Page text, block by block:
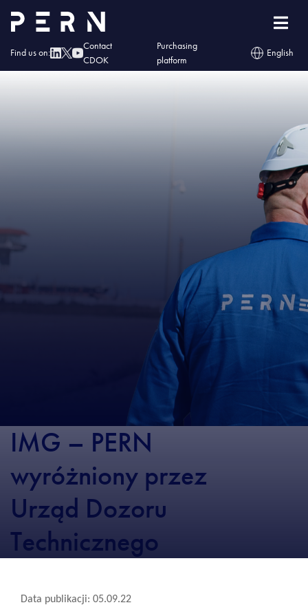
Find us on:
Contact
CDOK
Purchasing
platform
English
Home »IMG – PERN wyróżniony przez Urząd Dozoru Technicznego
IMG – PERN
wyróżniony przez
Urząd Dozoru
Technicznego
Data publikacji: 05.09.22